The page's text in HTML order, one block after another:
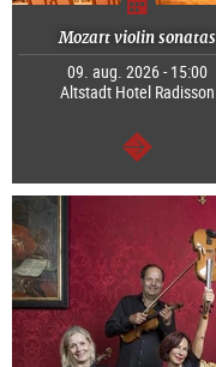
Mozart violin sonatas
09. aug. 2026 - 15:00
Altstadt Hotel Radisson
Tovább